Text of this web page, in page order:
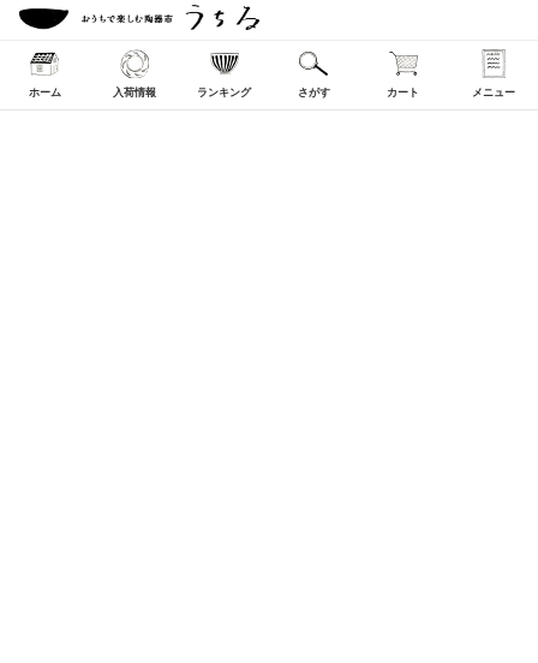
ホーム 入荷情報 ランキング さがす カート メニュー